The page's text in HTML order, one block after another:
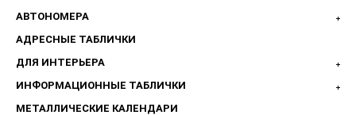
АВТОНОМЕРА
АДРЕСНЫЕ ТАБЛИЧКИ
ДЛЯ ИНТЕРЬЕРА
ИНФОРМАЦИОННЫЕ ТАБЛИЧКИ
МЕТАЛЛИЧЕСКИЕ КАЛЕНДАРИ